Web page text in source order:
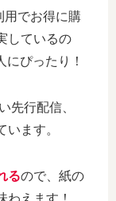
用でお得に購
しているの
ぴったり！
先行配信、
ます。
るので、紙の
わえます！